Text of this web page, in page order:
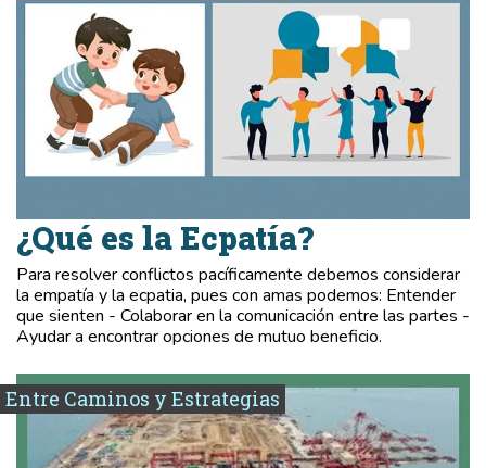
¿Qué es la Ecpatía?
Para resolver conflictos pacíficamente debemos considerar
la empatía y la ecpatia, pues con amas podemos: Entender
que sienten - Colaborar en la comunicación entre las partes -
Ayudar a encontrar opciones de mutuo beneficio.
Entre Caminos y Estrategias